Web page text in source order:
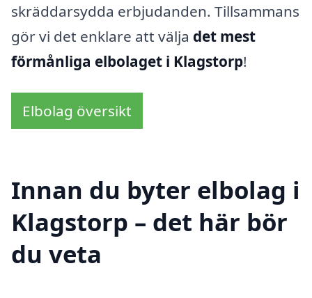
skräddarsydda erbjudanden. Tillsammans
gör vi det enklare att välja det mest
förmånliga elbolaget i Klagstorp!
Elbolag översikt
Innan du byter elbolag i
Klagstorp – det här bör
du veta